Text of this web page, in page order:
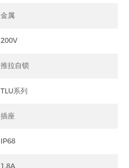
金属
200V
推拉自锁
TLU系列
插座
IP68
1.8A